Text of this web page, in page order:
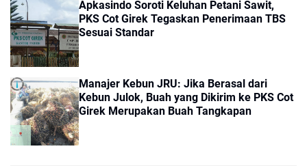
Apkasindo Soroti Keluhan Petani Sawit,
PKS Cot Girek Tegaskan Penerimaan TBS
Sesuai Standar
Manajer Kebun JRU: Jika Berasal dari
Kebun Julok, Buah yang Dikirim ke PKS Cot
Girek Merupakan Buah Tangkapan